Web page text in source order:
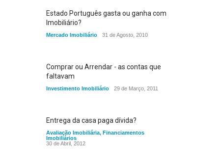
Estado Português gasta ou ganha com
Imobiliário?
Mercado Imobiliário 31 de Agosto, 2010
Comprar ou Arrendar - as contas que
faltavam
Investimento Imobiliário 29 de Março, 2011
Entrega da casa paga dívida?
Avaliação Imobiliária, Financiamentos
Imobiliários
30 de Abril, 2012